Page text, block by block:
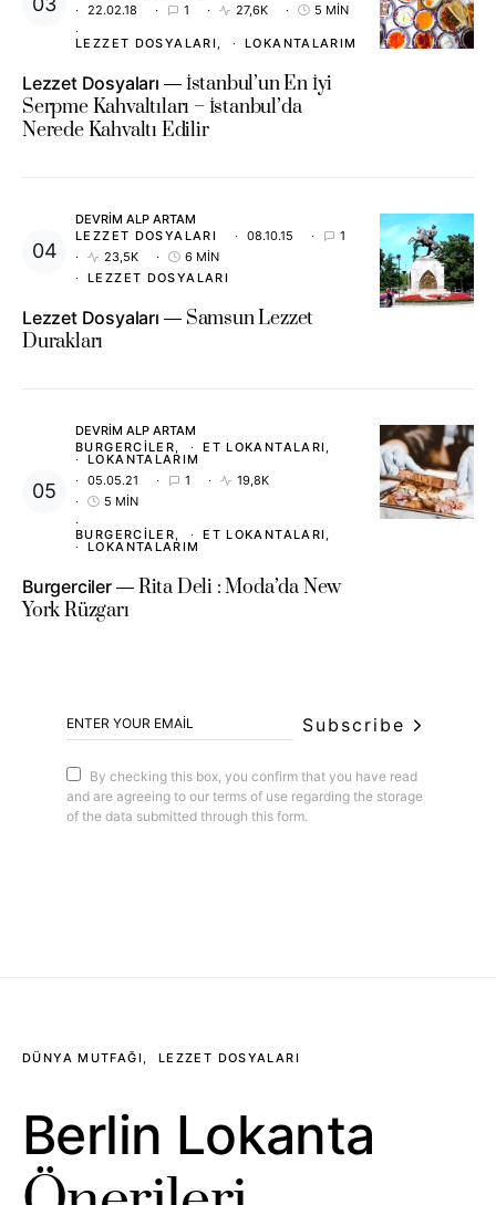
22.02.18
1 27,6K 5 MIN
LEZZET DOSYALARI LOKANTALARIM
Lezzet Dosyaları
İstanbul’un En İyi
Serpme Kahvaltıları – İstanbul’da
Nerede Kahvaltı Edilir
DEVRIM ALP ARTAM
LEZZET DOSYALARI
08.10.15
1
23,5K
6 MIN
LEZZET DOSYALARI
Lezzet Dosyaları
Samsun Lezzet
Durakları
DEVRIM ALP ARTAM
BURGERCILER
ET LOKANTALARI
LOKANTALARIM
05.05.21
1
19,8K
5 MIN
BURGERCILER ET LOKANTALARI
LOKANTALARIM
Burgerciler
Rita Deli : Moda’da New
York Rüzgarı
Subscribe
By checking this box, you confirm that you have read
and are agreeing to our terms of use regarding the storage
of the data submitted through this form.
DÜNYA MUTFAĞI LEZZET DOSYALARI
Berlin Lokanta